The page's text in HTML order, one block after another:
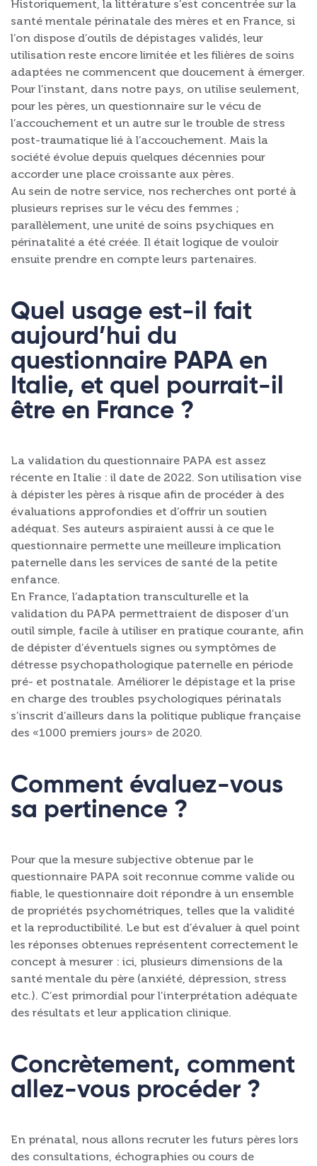
Historiquement, la littérature s’est concentrée sur la
santé mentale périnatale des mères et en France, si
l’on dispose d’outils de dépistages validés, leur
utilisation reste encore limitée et les filières de soins
adaptées ne commencent que doucement à émerger.
Pour l’instant, dans notre pays, on utilise seulement,
pour les pères, un questionnaire sur le vécu de
l’accouchement et un autre sur le trouble de stress
post-traumatique lié à l’accouchement. Mais la
société évolue depuis quelques décennies pour
accorder une place croissante aux pères.
Au sein de notre service, nos recherches ont porté à
plusieurs reprises sur le vécu des femmes ;
parallèlement, une unité de soins psychiques en
périnatalité a été créée. Il était logique de vouloir
ensuite prendre en compte leurs partenaires.
Quel usage est-il fait
aujourd’hui du
questionnaire PAPA en
Italie, et quel pourrait-il
être en France ?
La validation du questionnaire PAPA est assez
récente en Italie : il date de 2022. Son utilisation vise
à dépister les pères à risque afin de procéder à des
évaluations approfondies et d’offrir un soutien
adéquat. Ses auteurs aspiraient aussi à ce que le
questionnaire permette une meilleure implication
paternelle dans les services de santé de la petite
enfance.
En France, l’adaptation transculturelle et la
validation du PAPA permettraient de disposer d’un
outil simple, facile à utiliser en pratique courante, afin
de dépister d’éventuels signes ou symptômes de
détresse psychopathologique paternelle en période
pré- et postnatale. Améliorer le dépistage et la prise
en charge des troubles psychologiques périnatals
s’inscrit d’ailleurs dans la politique publique française
des «1000 premiers jours» de 2020.
Comment évaluez-vous
sa pertinence ?
Pour que la mesure subjective obtenue par le
questionnaire PAPA soit reconnue comme valide ou
fiable, le questionnaire doit répondre à un ensemble
de propriétés psychométriques, telles que la validité
et la reproductibilité. Le but est d’évaluer à quel point
les réponses obtenues représentent correctement le
concept à mesurer : ici, plusieurs dimensions de la
santé mentale du père (anxiété, dépression, stress
etc.). C’est primordial pour l’interprétation adéquate
des résultats et leur application clinique.
Concrètement, comment
allez-vous procéder ?
En prénatal, nous allons recruter les futurs pères lors
des consultations, échographies ou cours de